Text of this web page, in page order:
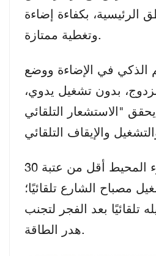
الرئيسية، بكفاءة إضاءة
وتغطية ممتازة.
الذكي في الإضاءة ووضع
بدون تشغيل يدوي،
"الاستشعار التلقائي
عندما يكون الضوء المحيط أقل من عتبة 30
مصباح الشارع تلقائيًا؛
تلقائيًا بعد الفجر لتجنب
هدر الطاقة.